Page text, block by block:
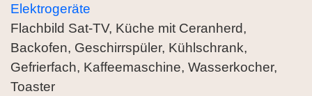
Elektrogeräte
Flachbild Sat-TV, Küche mit Ceranherd,
Backofen, Geschirrspüler, Kühlschrank,
Gefrierfach, Kaffeemaschine, Wasserkocher,
Toaster